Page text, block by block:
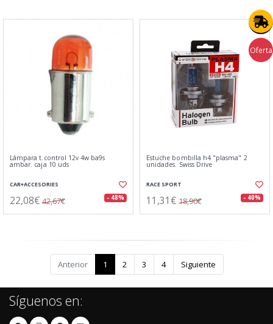
Lámpara t.control 12v 4w ba9s
ambar. caja 10 uds
CAR+ACCESORIES
22,08€ 42,67€ - 48%
Oferta
Estuche bombilla h4 "plasma" 2
unidades. Swiss Drive
RACE SPORT
11,31€ 18,90€ - 40%
Anterior 1 2 3 4 Siguiente
Síguenos en: